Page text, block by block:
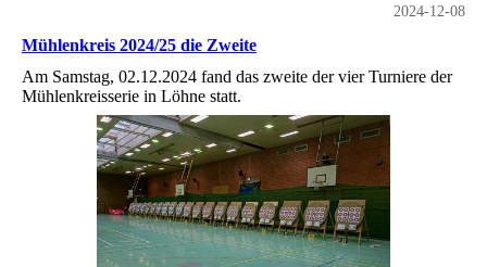
2024-12-08
Mühlenkreis 2024/25 die Zweite
Am Samstag, 02.12.2024 fand das zweite der vier Turniere der
Mühlenkreisserie in Löhne statt.